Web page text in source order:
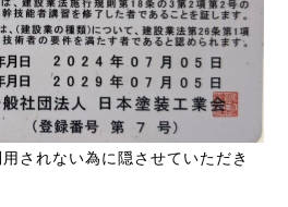
されない為に隠させていただき